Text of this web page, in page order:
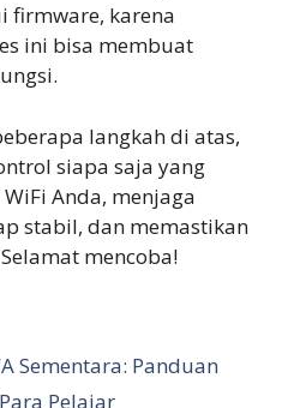
firmware, karena
ini bisa membuat
langkah di atas,
siapa saja yang
Anda, menjaga
stabil, dan memastikan
mencoba!
Sementara: Panduan
Pelajar